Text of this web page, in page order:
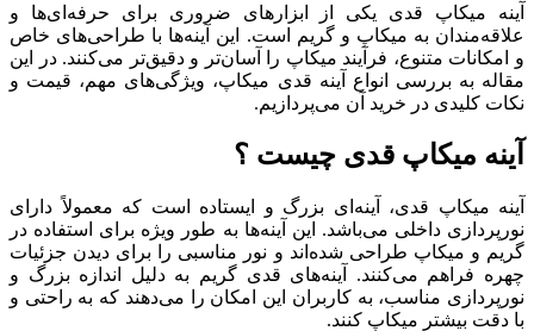
آینه میکاپ قدی یکی از ابزارهای ضروری برای حرفه‌ای‌ها و
علاقه‌مندان به میکاپ و گریم است. این آینه‌ها با طراحی‌های خاص
و امکانات متنوع، فرآیند میکاپ را آسان‌تر و دقیق‌تر می‌کنند. در این
مقاله به بررسی انواع آینه قدی میکاپ، ویژگی‌های مهم، قیمت و
نکات کلیدی در خرید آن می‌پردازیم.
آینه میکاپ قدی چیست ؟
آینه میکاپ قدی، آینه‌ای بزرگ و ایستاده است که معمولاً دارای
نورپردازی داخلی می‌باشد. این آینه‌ها به طور ویژه برای استفاده در
گریم و میکاپ طراحی شده‌اند و نور مناسبی را برای دیدن جزئیات
چهره فراهم می‌کنند. آینه‌های قدی گریم به دلیل اندازه بزرگ و
نورپردازی مناسب، به کاربران این امکان را می‌دهند که به راحتی و
با دقت بیشتر میکاپ کنند.